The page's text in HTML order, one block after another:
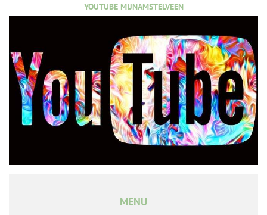
YOUTUBE MIJNAMSTELVEEN
MENU